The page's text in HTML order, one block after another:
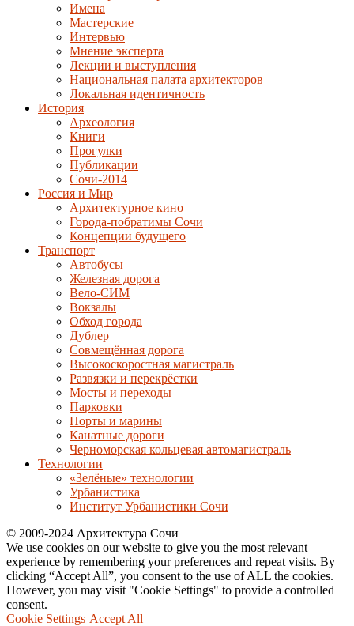
Имена
Мастерские
Интервью
Мнение эксперта
Лекции и выступления
Национальная палата архитекторов
Локальная идентичность
История
Археология
Книги
Прогулки
Публикации
Сочи-2014
Россия и Мир
Архитектурное кино
Города-побратимы Сочи
Концепции будущего
Транспорт
Автобусы
Железная дорога
Вело-СИМ
Вокзалы
Обход города
Дублер
Совмещённая дорога
Высокоскоростная магистраль
Развязки и перекрёстки
Мосты и переходы
Парковки
Порты и марины
Канатные дороги
Черноморская кольцевая автомагистраль
Технологии
«Зелёные» технологии
Урбанистика
Институт Урбанистики Сочи
© 2009-2024 Архитектура Сочи
We use cookies on our website to give you the most relevant
experience by remembering your preferences and repeat visits. By
clicking “Accept All”, you consent to the use of ALL the cookies.
However, you may visit "Cookie Settings" to provide a controlled
consent.
Cookie Settings Accept All